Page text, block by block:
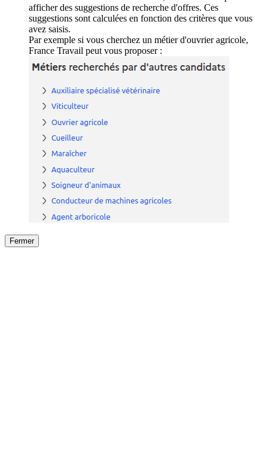
afficher des suggestions de recherche d'offres. Ces
suggestions sont calculées en fonction des critères que vous
avez saisis.
Par exemple si vous cherchez un métier d'ouvrier agricole,
France Travail peut vous proposer :
Fermer